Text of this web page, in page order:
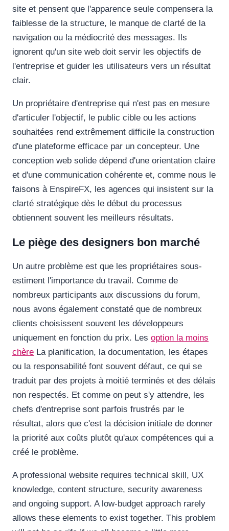
site et pensent que l'apparence seule compensera la
faiblesse de la structure, le manque de clarté de la
navigation ou la médiocrité des messages. Ils
ignorent qu'un site web doit servir les objectifs de
l'entreprise et guider les utilisateurs vers un résultat
clair.
Un propriétaire d'entreprise qui n'est pas en mesure
d'articuler l'objectif, le public cible ou les actions
souhaitées rend extrêmement difficile la construction
d'une plateforme efficace par un concepteur. Une
conception web solide dépend d'une orientation claire
et d'une communication cohérente et, comme nous le
faisons à EnspireFX, les agences qui insistent sur la
clarté stratégique dès le début du processus
obtiennent souvent les meilleurs résultats.
Le piège des designers bon marché
Un autre problème est que les propriétaires sous-
estiment l'importance du travail. Comme de
nombreux participants aux discussions du forum,
nous avons également constaté que de nombreux
clients choisissent souvent les développeurs
uniquement en fonction du prix. Les option la moins
chère La planification, la documentation, les étapes
ou la responsabilité font souvent défaut, ce qui se
traduit par des projets à moitié terminés et des délais
non respectés. Et comme on peut s'y attendre, les
chefs d'entreprise sont parfois frustrés par le
résultat, alors que c'est la décision initiale de donner
la priorité aux coûts plutôt qu'aux compétences qui a
créé le problème.
A professional website requires technical skill, UX
knowledge, content structure, security awareness
and ongoing support. A low-budget approach rarely
allows these elements to exist together. This problem